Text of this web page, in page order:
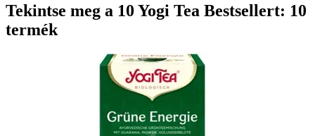
Tekintse meg a 10 Yogi Tea Bestsellert: 10
termék